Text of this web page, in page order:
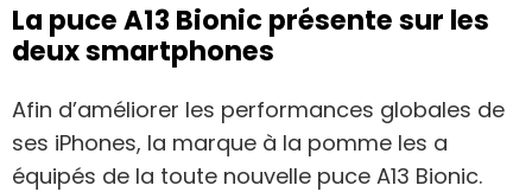
La puce A13 Bionic présente sur les
deux smartphones
Afin d’améliorer les performances globales de
ses iPhones, la marque à la pomme les a
équipés de la toute nouvelle puce A13 Bionic.